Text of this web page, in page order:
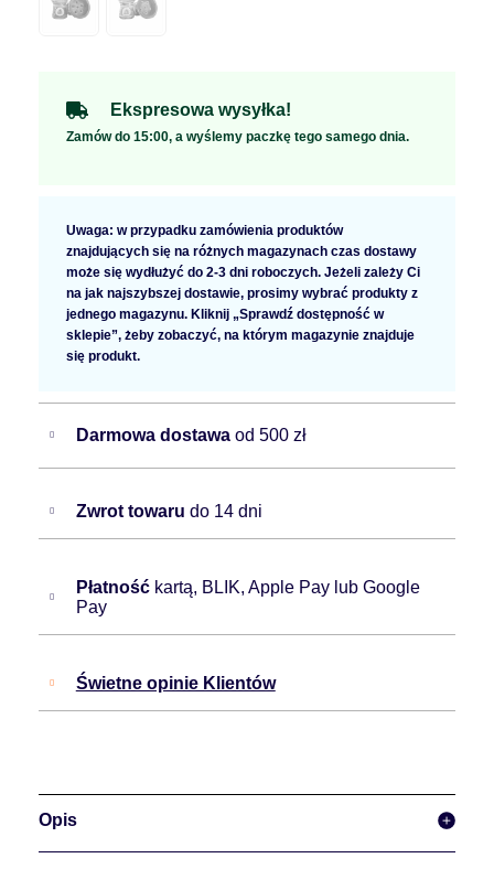
Ekspresowa wysyłka!
Zamów do 15:00, a wyślemy paczkę tego samego dnia.
Uwaga: w przypadku zamówienia produktów
znajdujących się na różnych magazynach czas dostawy
może się wydłużyć do 2-3 dni roboczych. Jeżeli zależy Ci
na jak najszybszej dostawie, prosimy wybrać produkty z
jednego magazynu. Kliknij „Sprawdź dostępność w
sklepie”, żeby zobaczyć, na którym magazynie znajduje
się produkt.
Darmowa dostawa od 500 zł
Zwrot towaru do 14 dni
Płatność kartą, BLIK, Apple Pay lub Google
Pay
Świetne opinie Klientów
Opis